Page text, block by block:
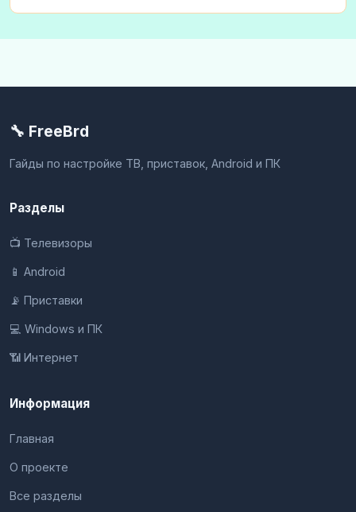
🔧 FreeBrd
Гайды по настройке ТВ, приставок, Android и ПК
Разделы
📺 Телевизоры
📱 Android
📡 Приставки
💻 Windows и ПК
📶 Интернет
Информация
Главная
О проекте
Все разделы